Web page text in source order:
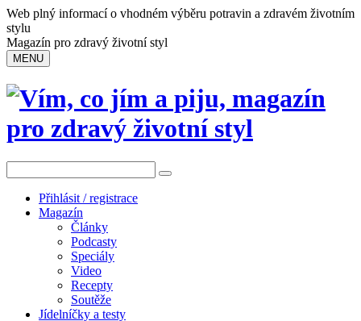
Web plný informací o vhodném výběru potravin a zdravém životním
stylu
Magazín pro zdravý životní styl
MENU
Přihlásit / registrace
Magazín
Články
Podcasty
Speciály
Video
Recepty
Soutěže
Jídelníčky a testy